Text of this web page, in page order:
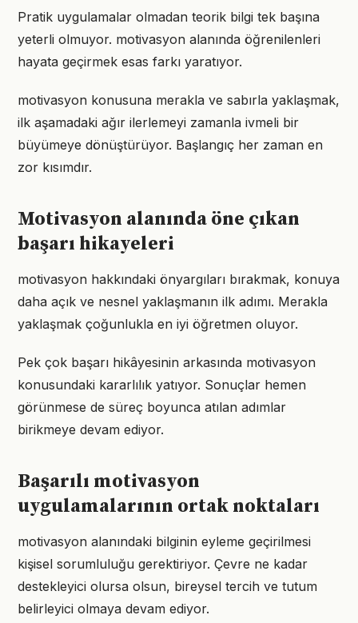
Pratik uygulamalar olmadan teorik bilgi tek başına
yeterli olmuyor. motivasyon alanında öğrenilenleri
hayata geçirmek esas farkı yaratıyor.
motivasyon konusuna merakla ve sabırla yaklaşmak,
ilk aşamadaki ağır ilerlemeyi zamanla ivmeli bir
büyümeye dönüştürüyor. Başlangıç her zaman en
zor kısımdır.
Motivasyon alanında öne çıkan
başarı hikayeleri
motivasyon hakkındaki önyargıları bırakmak, konuya
daha açık ve nesnel yaklaşmanın ilk adımı. Merakla
yaklaşmak çoğunlukla en iyi öğretmen oluyor.
Pek çok başarı hikâyesinin arkasında motivasyon
konusundaki kararlılık yatıyor. Sonuçlar hemen
görünmese de süreç boyunca atılan adımlar
birikmeye devam ediyor.
Başarılı motivasyon
uygulamalarının ortak noktaları
motivasyon alanındaki bilginin eyleme geçirilmesi
kişisel sorumluluğu gerektiriyor. Çevre ne kadar
destekleyici olursa olsun, bireysel tercih ve tutum
belirleyici olmaya devam ediyor.